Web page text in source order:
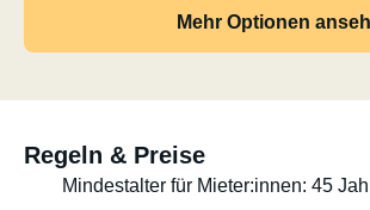
Mehr Optionen
Regeln & Preise
Mindestalter für Mieter:innen: 45